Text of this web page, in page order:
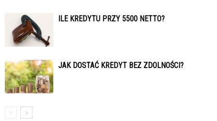
ILE KREDYTU PRZY 5500 NETTO?
JAK DOSTAĆ KREDYT BEZ ZDOLNOŚCI?